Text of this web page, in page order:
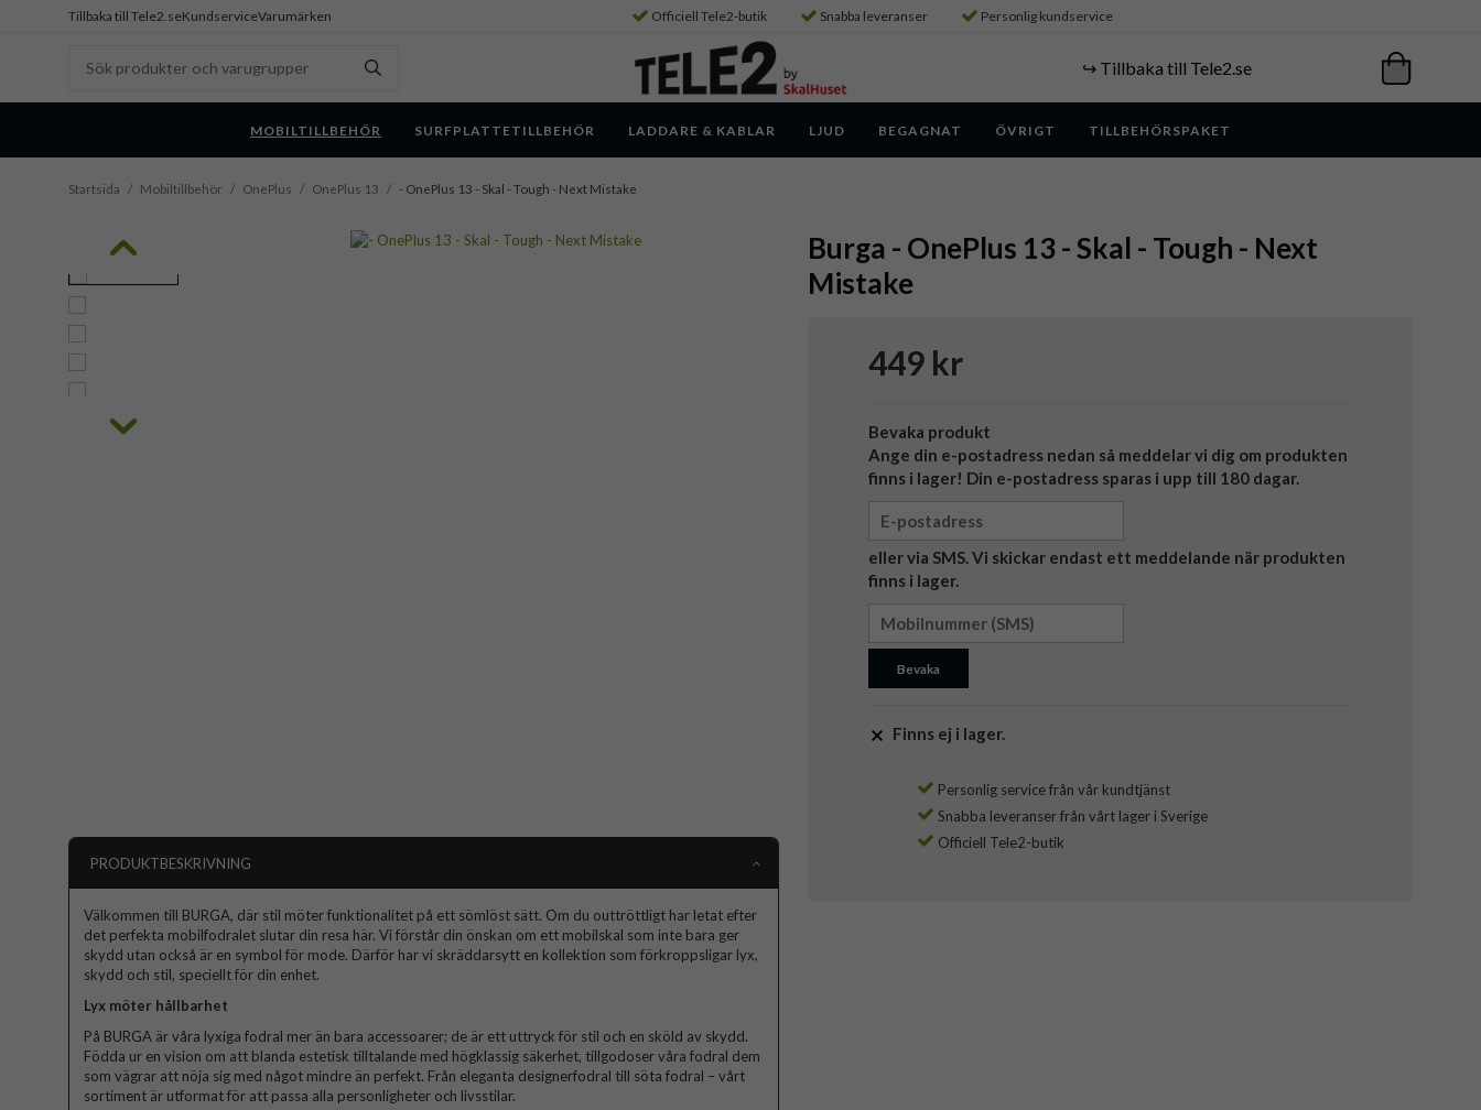
Tillbaka till Tele2.seKundserviceVarumärken Officiell Tele2-butik Snabba leveranser Personlig kundservice
↪️ Tillbaka till Tele2.se
MOBILTILLBEHÖR SURFPLATTETILLBEHÖR LADDARE & KABLAR LJUD BEGAGNAT ÖVRIGT TILLBEHÖRSPAKET
Startsida / Mobiltillbehör / OnePlus / OnePlus 13 / - OnePlus 13 - Skal - Tough - Next Mistake
Burga - OnePlus 13 - Skal - Tough - Next
Mistake
449 kr
Bevaka produkt
Ange din e-postadress nedan så meddelar vi dig om produkten
finns i lager! Din e-postadress sparas i upp till 180 dagar.
eller via SMS. Vi skickar endast ett meddelande när produkten
finns i lager.
Bevaka
Finns ej i lager.
Personlig service från vår kundtjänst
Snabba leveranser från vårt lager i Sverige
Officiell Tele2-butik
PRODUKTBESKRIVNING
Välkommen till BURGA, där stil möter funktionalitet på ett sömlöst sätt. Om du outtröttligt har letat efter
det perfekta mobilfodralet slutar din resa här. Vi förstår din önskan om ett mobilskal som inte bara ger
skydd utan också är en symbol för mode. Därför har vi skräddarsytt en kollektion som förkroppsligar lyx,
skydd och stil, speciellt för din enhet.
Lyx möter hållbarhet
På BURGA är våra lyxiga fodral mer än bara accessoarer; de är ett uttryck för stil och en sköld av skydd.
Födda ur en vision om att blanda estetisk tilltalande med högklassig säkerhet, tillgodoser våra fodral dem
som vägrar att nöja sig med något mindre än perfekt. Från eleganta designerfodral till söta fodral – vårt
sortiment är utformat för att passa alla personligheter och livsstilar.